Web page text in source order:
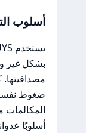
أسلوب
بشكل غير
ضغوط
أسلوبًا